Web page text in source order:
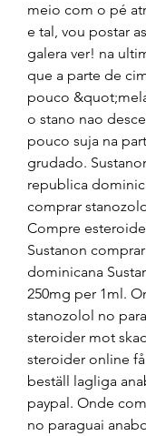
meio com o pé
e tal, vou postar
galera ver! na
que a parte de
pouco
o stano nao
pouco suja na
grudado.
republica
comprar
Compre
Sustanon
dominicana
250mg per 1ml.
stanozolol no
steroider mot
steroider online få
beställ lagliga
paypal. Onde
no paraguai